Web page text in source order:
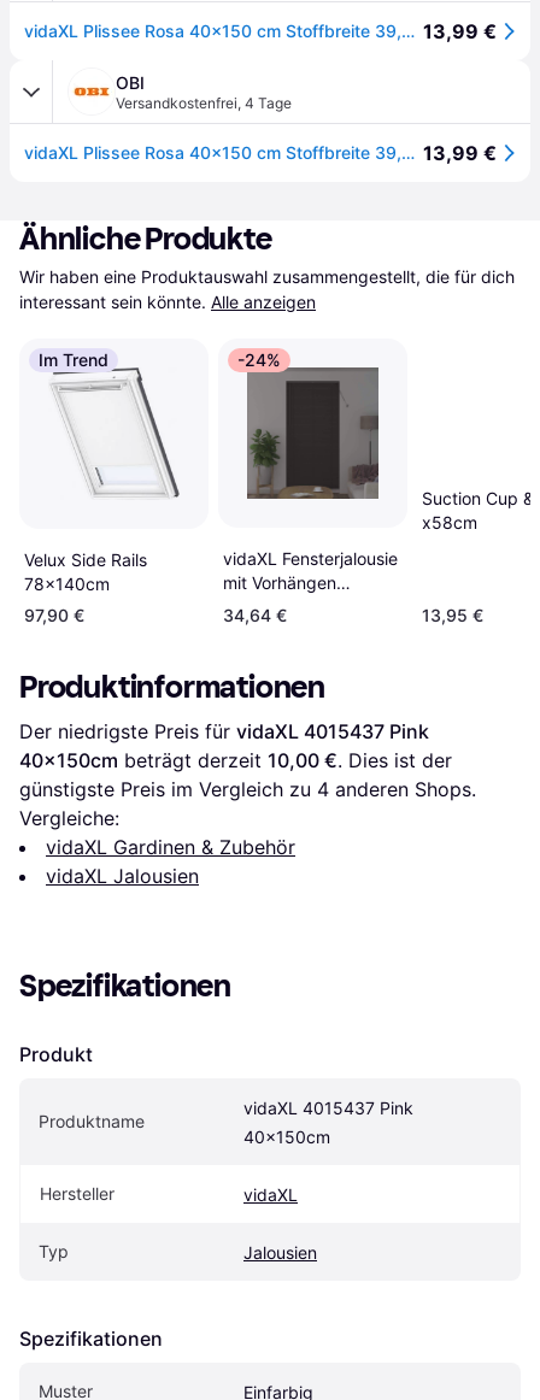
vidaXL Plissee Rosa 40x150 cm Stoffbreite 39,4 cm Polyester 13,99 €
OBI
Versandkostenfrei, 4 Tage
vidaXL Plissee Rosa 40x150 cm Stoffbreite 39,4 cm Polyester 4015437 13,99 €
Ähnliche Produkte
Wir haben eine Produktauswahl zusammengestellt, die für dich
interessant sein könnte. Alle anzeigen
Im Trend
Velux Side Rails
78x140cm
97,90 €
-24%
vidaXL Fensterjalousie
mit Vorhängen
Dunkelgrau Aluminium
100x220cm
34,64 €
Suction Cup &
x58cm
13,95 €
Produktinformationen
Der niedrigste Preis für vidaXL 4015437 Pink
40x150cm beträgt derzeit 10,00 €. Dies ist der
günstigste Preis im Vergleich zu 4 anderen Shops.
Vergleiche:
vidaXL Gardinen & Zubehör
vidaXL Jalousien
Spezifikationen
Produkt
Produktname
vidaXL 4015437 Pink
40x150cm
Hersteller vidaXL
Typ Jalousien
Spezifikationen
Muster Einfarbig